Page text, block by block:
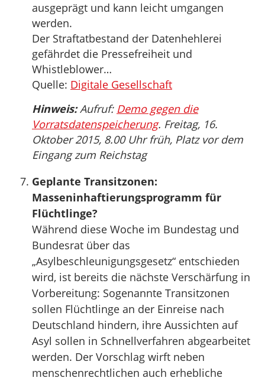
ausgeprägt und kann leicht umgangen
werden.
Der Straftatbestand der Datenhehlerei
gefährdet die Pressefreiheit und
Whistleblower…
Quelle: Digitale Gesellschaft
Hinweis:Aufruf: Demo gegen die
Vorratsdatenspeicherung. Freitag, 16.
Oktober 2015, 8.00 Uhr früh, Platz vor dem
Eingang zum Reichstag
Geplante Transitzonen:
Masseninhaftierungsprogramm für
Flüchtlinge?
Während diese Woche im Bundestag und
Bundesrat über das
„Asylbeschleunigungsgesetz“ entschieden
wird, ist bereits die nächste Verschärfung in
Vorbereitung: Sogenannte Transitzonen
sollen Flüchtlinge an der Einreise nach
Deutschland hindern, ihre Aussichten auf
Asyl sollen in Schnellverfahren abgearbeitet
werden. Der Vorschlag wirft neben
menschenrechtlichen auch erhebliche